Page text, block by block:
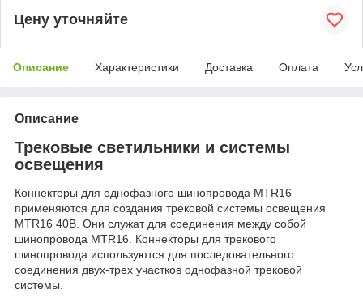
Цену уточняйте
Описание Характеристики Доставка Оплата
Описание
Трековые светильники и системы
освещения
Коннекторы для однофазного шинопровода MTR16
применяются для создания трековой системы освещения
MTR16 40В. Они служат для соединения между собой
шинопровода MTR16. Коннекторы для трекового
шинопровода используются для последовательного
соединения двух-трех участков однофазной трековой
системы.